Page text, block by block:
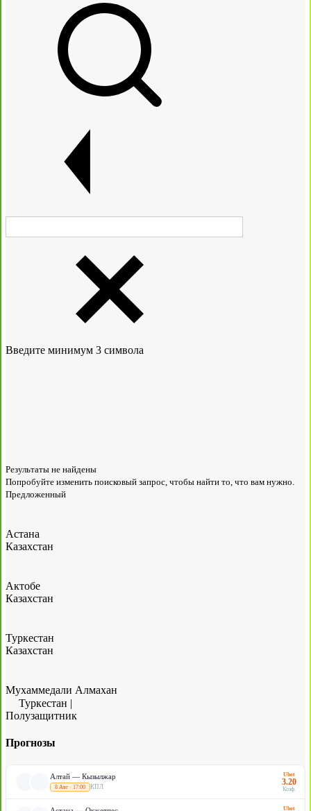
Введите минимум 3 символа
Результаты не найдены
Попробуйте изменить поисковый запрос, чтобы найти то, что вам нужно.
Предложенный
Астана
Казахстан
Актобе
Казахстан
Туркестан
Казахстан
Мухаммедали Алмахан
Туркестан |
Полузащитник
Прогнозы
Алтай — Кызылжар
8 Авг · 17:00 КПЛ
Ubet
3.20
Коэф.
Ubet